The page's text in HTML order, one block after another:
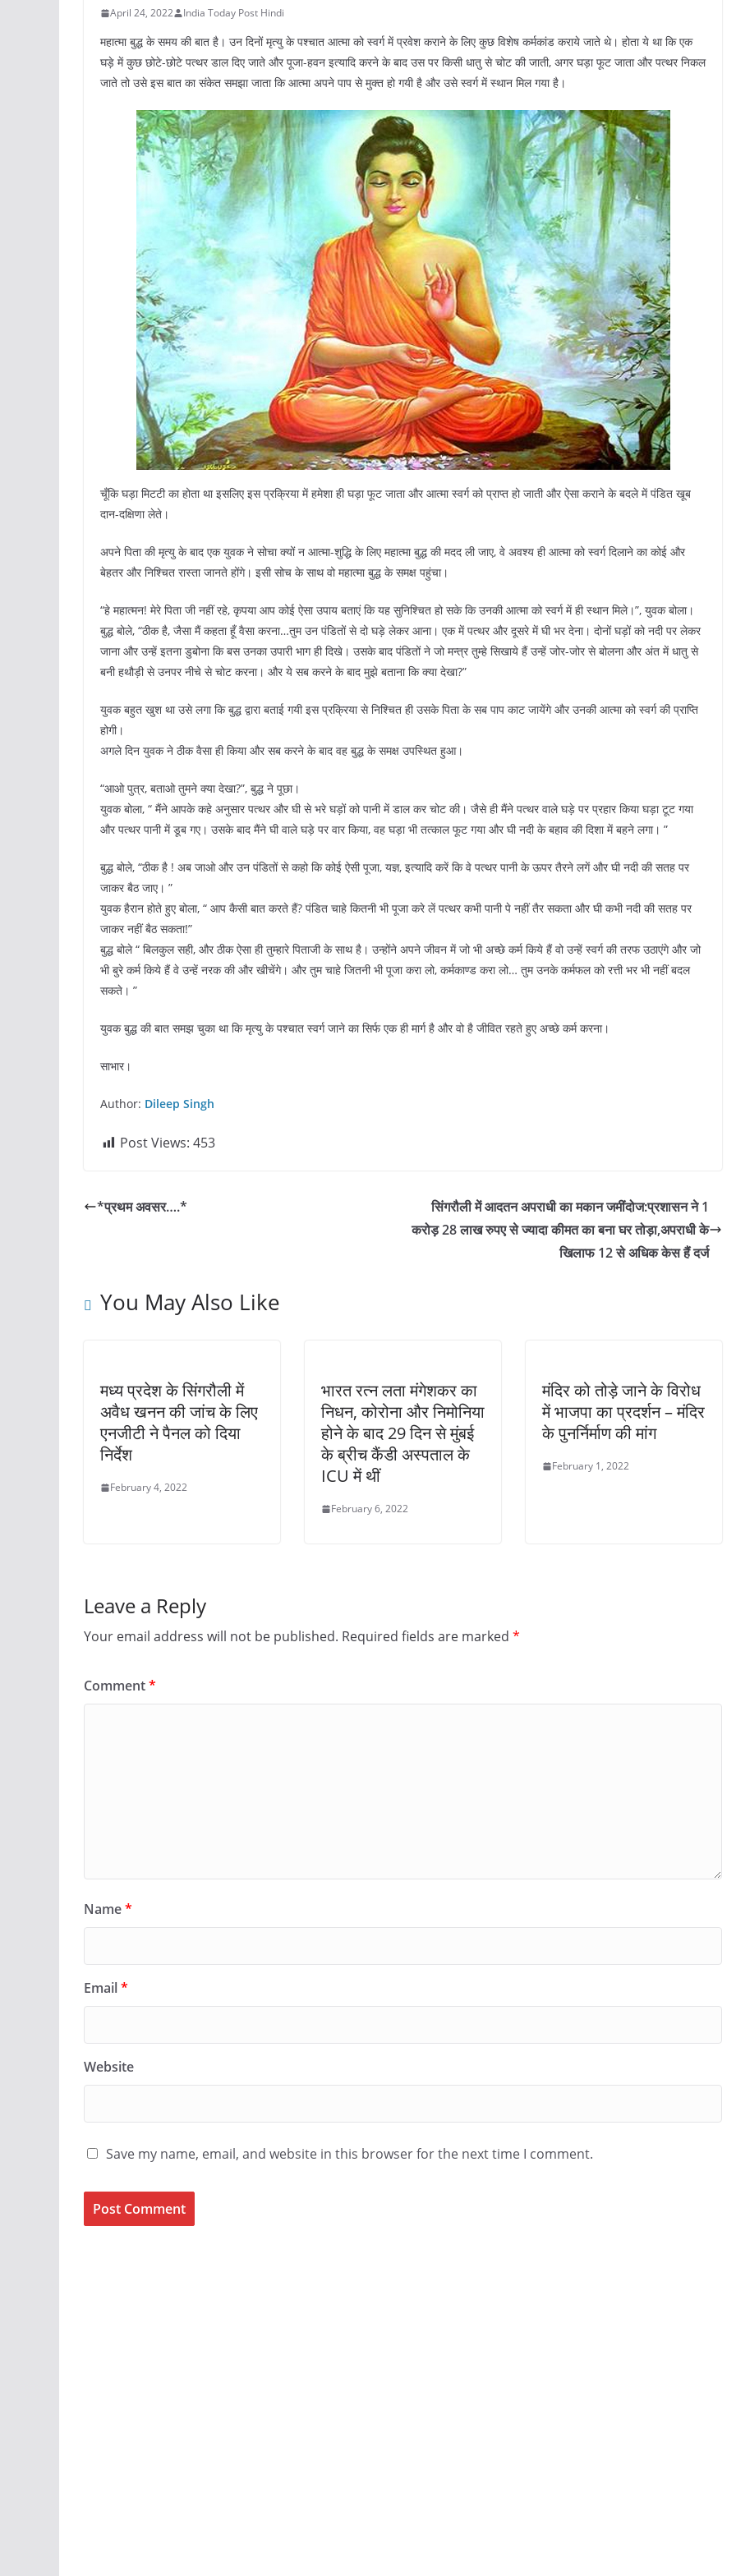
April 24, 2022 India Today Post Hindi
महात्मा बुद्ध के समय की बात है। उन दिनों मृत्यु के पश्चात आत्मा को स्वर्ग में प्रवेश कराने के लिए कुछ विशेष कर्मकांड कराये जाते थे। होता ये था कि एक
घड़े में कुछ छोटे-छोटे पत्थर डाल दिए जाते और पूजा-हवन इत्यादि करने के बाद उस पर किसी धातु से चोट की जाती, अगर घड़ा फूट जाता और पत्थर निकल
जाते तो उसे इस बात का संकेत समझा जाता कि आत्मा अपने पाप से मुक्त हो गयी है और उसे स्वर्ग में स्थान मिल गया है।
चूँकि घड़ा मिटटी का होता था इसलिए इस प्रक्रिया में हमेशा ही घड़ा फूट जाता और आत्मा स्वर्ग को प्राप्त हो जाती और ऐसा कराने के बदले में पंडित खूब
दान-दक्षिणा लेते।
अपने पिता की मृत्यु के बाद एक युवक ने सोचा क्यों न आत्मा-शुद्धि के लिए महात्मा बुद्ध की मदद ली जाए, वे अवश्य ही आत्मा को स्वर्ग दिलाने का कोई और
बेहतर और निश्चित रास्ता जानते होंगे। इसी सोच के साथ वो महात्मा बुद्ध के समक्ष पहुंचा।
“हे महात्मन! मेरे पिता जी नहीं रहे, कृपया आप कोई ऐसा उपाय बताएं कि यह सुनिश्चित हो सके कि उनकी आत्मा को स्वर्ग में ही स्थान मिले।”, युवक बोला।
बुद्ध बोले, “ठीक है, जैसा मैं कहता हूँ वैसा करना…तुम उन पंडितों से दो घड़े लेकर आना। एक में पत्थर और दूसरे में घी भर देना। दोनों घड़ों को नदी पर लेकर
जाना और उन्हें इतना डुबोना कि बस उनका उपारी भाग ही दिखे। उसके बाद पंडितों ने जो मन्त्र तुम्हे सिखाये हैं उन्हें जोर-जोर से बोलना और अंत में धातु से
बनी हथौड़ी से उनपर नीचे से चोट करना। और ये सब करने के बाद मुझे बताना कि क्या देखा?”
युवक बहुत खुश था उसे लगा कि बुद्ध द्वारा बताई गयी इस प्रक्रिया से निश्चित ही उसके पिता के सब पाप काट जायेंगे और उनकी आत्मा को स्वर्ग की प्राप्ति
होगी।
अगले दिन युवक ने ठीक वैसा ही किया और सब करने के बाद वह बुद्ध के समक्ष उपस्थित हुआ।
“आओ पुत्र, बताओ तुमने क्या देखा?”, बुद्ध ने पूछा।
युवक बोला, “ मैंने आपके कहे अनुसार पत्थर और घी से भरे घड़ों को पानी में डाल कर चोट की। जैसे ही मैंने पत्थर वाले घड़े पर प्रहार किया घड़ा टूट गया
और पत्थर पानी में डूब गए। उसके बाद मैंने घी वाले घड़े पर वार किया, वह घड़ा भी तत्काल फूट गया और घी नदी के बहाव की दिशा में बहने लगा। ”
बुद्ध बोले, “ठीक है ! अब जाओ और उन पंडितों से कहो कि कोई ऐसी पूजा, यज्ञ, इत्यादि करें कि वे पत्थर पानी के ऊपर तैरने लगें और घी नदी की सतह पर
जाकर बैठ जाए। ”
युवक हैरान होते हुए बोला, “ आप कैसी बात करते हैं? पंडित चाहे कितनी भी पूजा करे लें पत्थर कभी पानी पे नहीं तैर सकता और घी कभी नदी की सतह पर
जाकर नहीं बैठ सकता!”
बुद्ध बोले “ बिलकुल सही, और ठीक ऐसा ही तुम्हारे पिताजी के साथ है। उन्होंने अपने जीवन में जो भी अच्छे कर्म किये हैं वो उन्हें स्वर्ग की तरफ उठाएंगे और जो
भी बुरे कर्म किये हैं वे उन्हें नरक की और खीचेंगे। और तुम चाहे जितनी भी पूजा करा लो, कर्मकाण्ड करा लो… तुम उनके कर्मफल को रत्ती भर भी नहीं बदल
सकते। ”
युवक बुद्ध की बात समझ चुका था कि मृत्यु के पश्चात स्वर्ग जाने का सिर्फ एक ही मार्ग है और वो है जीवित रहते हुए अच्छे कर्म करना।
साभार।
Author: Dileep Singh
Post Views: 453
*प्रथम अवसर….*
सिंगरौली में आदतन अपराधी का मकान जमींदोज:प्रशासन ने 1
करोड़ 28 लाख रुपए से ज्यादा कीमत का बना घर तोड़ा,अपराधी के
खिलाफ 12 से अधिक केस हैं दर्ज
You May Also Like
मध्य प्रदेश के सिंगरौली में
अवैध खनन की जांच के लिए
एनजीटी ने पैनल को दिया
निर्देश
February 4, 2022
भारत रत्न लता मंगेशकर का
निधन, कोरोना और निमोनिया
होने के बाद 29 दिन से मुंबई
के ब्रीच कैंडी अस्पताल के
ICU में थीं
February 6, 2022
मंदिर को तोड़े जाने के विरोध
में भाजपा का प्रदर्शन – मंदिर
के पुनर्निर्माण की मांग
February 1, 2022
Leave a Reply
Your email address will not be published. Required fields are marked *
Comment*
Name*
Email*
Website
Save my name, email, and website in this browser for the next time I comment.